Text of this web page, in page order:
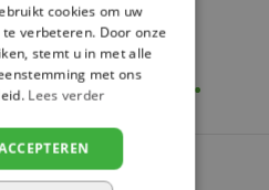
OP
cookies om uw
verbeteren. Door onze
stemt u in met alle
met ons
Lees verder